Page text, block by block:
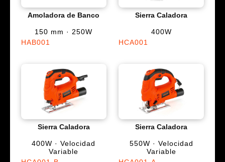
Amoladora de Banco
150 mm · 250W
HAB001
Sierra Caladora
400W
HCA001
Sierra Caladora
400W · Velocidad
Variable
Sierra Caladora
550W · Velocidad
Variable